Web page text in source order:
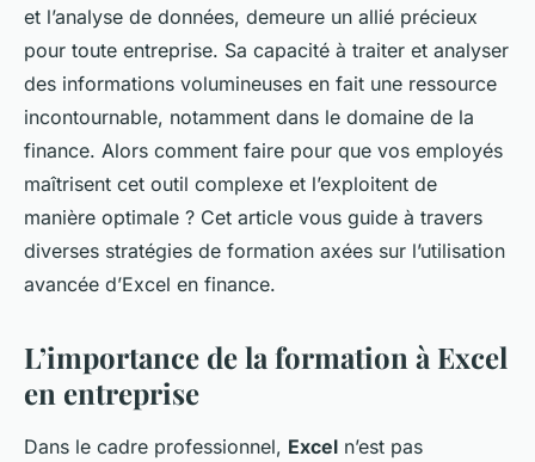
et l’analyse de données, demeure un allié précieux
pour toute entreprise. Sa capacité à traiter et analyser
des informations volumineuses en fait une ressource
incontournable, notamment dans le domaine de la
finance. Alors comment faire pour que vos employés
maîtrisent cet outil complexe et l’exploitent de
manière optimale ? Cet article vous guide à travers
diverses stratégies de formation axées sur l’utilisation
avancée d’Excel en finance.
L’importance de la formation à Excel
en entreprise
Dans le cadre professionnel, Excel n’est pas